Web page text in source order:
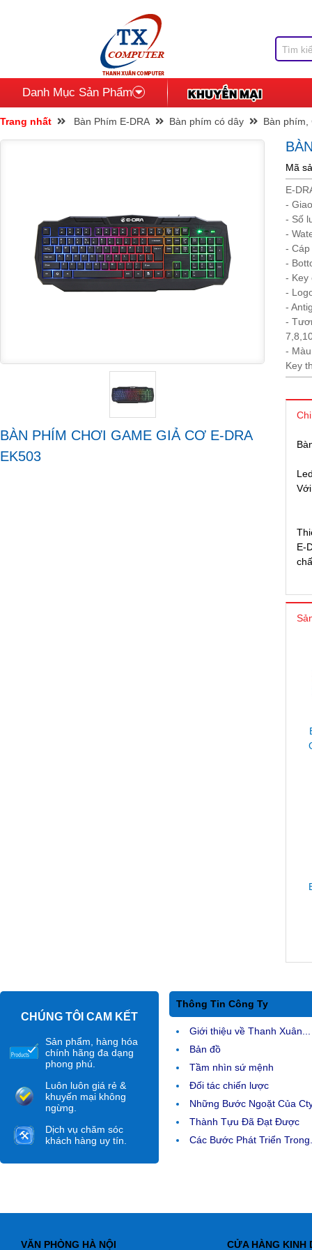
Danh Mục Sản Phẩm
Trang nhất Bàn Phím E-DRA Bàn phím có dây Bàn phím,
BÀN PHÍM CHƠI GAME GIẢ CƠ E-DRA
EK503
Mã
E-
-
- Số
-
-
-
- Key
-
-
-
-
Key
E-
CHÚNG TÔI CAM KẾT
Sản phẩm, hàng hóa
chính hãng đa dạng
phong phú.
Luôn luôn giá rẻ &
khuyến mại không
ngừng.
Dịch vụ chăm sóc
khách hàng uy tín.
Thông Tin Công Ty
Giới thiệu về Thanh Xuân...
Bản đồ
Tầm nhìn sứ mệnh
Đối tác chiến lược
Những Bước Ngoặt Của
Thành Tựu Đã Đạt Được
Các Bước Phát Triển
VĂN PHÒNG HÀ NỘI
CỬA HÀNG KINH